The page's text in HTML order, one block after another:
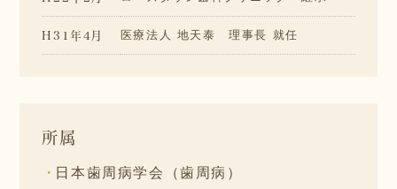
H31年4月 医療法人 地天泰 理事長 就任
所属
日本歯周病学会（歯周病）